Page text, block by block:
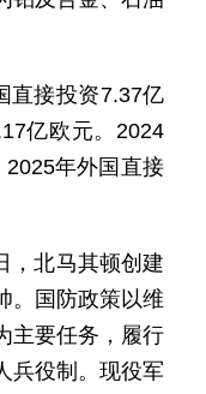
直接投资7.37亿
亿欧元。2024
年外国直接
，北马其顿创建
。国防政策以维
主要任务，履行
兵役制。现役军